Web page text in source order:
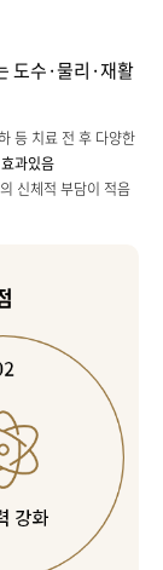
도수·물리·재활
등 치료 전 후 다양한
과있음
신체적 부담이 적음